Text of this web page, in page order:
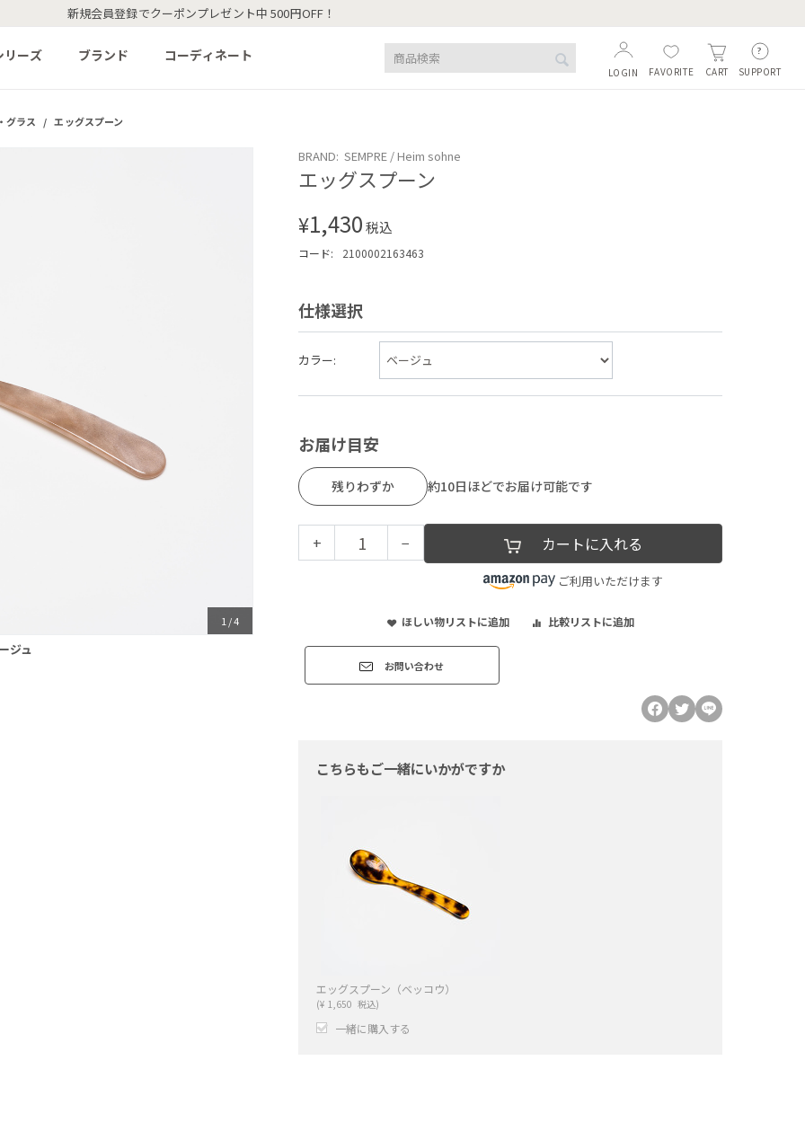
新規会員登録でクーポンプレゼント中 500円OFF！
リーズ ブランド コーディネート
SUPPORT
CART
FAVORITE
LOGIN
グラス / エッグスプーン
1 /4
ジュ
BRAND: SEMPRE / Heim sohne
エッグスプーン
¥1,430税込
コード: 2100002163463
仕様選択
カラー:
お届け目安
残りわずか 約10日ほどでお届け可能です
+ − カートに入れる
ご利用いただけます
ほしい物リストに追加 比較リストに追加
お問い合わせ
こちらもご一緒にいかがですか
エッグスプーン（ベッコウ）
(¥ 1,650 税込)
一緒に購入する